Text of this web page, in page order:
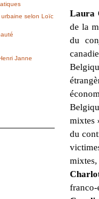
selon Loïc
Janne
Laura
de la
du
mixtes
du